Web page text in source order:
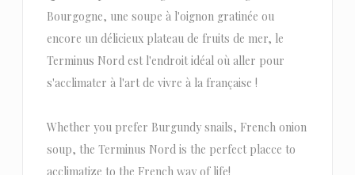
Bourgogne, une soupe à l'oignon gratinée ou
encore un délicieux plateau de fruits de mer, le
Terminus Nord est l'endroit idéal où aller pour
s'acclimater à l'art de vivre à la française !
Whether you prefer Burgundy snails, French onion
soup, the Terminus Nord is the perfect placce to
acclimatize to the French way of life!